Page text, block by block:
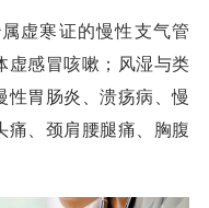
虚寒证的慢性支气管
虚感冒咳嗽；风湿与类
性胃肠炎、溃疡病、慢
痛、颈肩腰腿痛、胸腹